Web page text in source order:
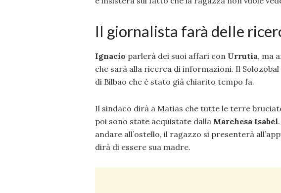
Il giornalista farà delle
Ignacio parlerà dei suoi affari con Urrutia, ma
che sarà alla ricerca di informazioni. Il
di Bilbao che è stato già chiarito tempo fa.
Il sindaco dirà a Matias che tutte le terre
poi sono state acquistate dalla Marchesa Isabel
andare all’ostello, il ragazzo si presenterà
dirà di essere sua madre.